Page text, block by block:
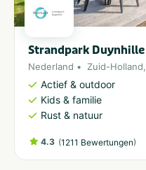
Strandpark Duynhille
Nederland Zuid-Holland,
Actief & outdoor
Kids & familie
Rust & natuur
4.3 (1211 Bewertungen)